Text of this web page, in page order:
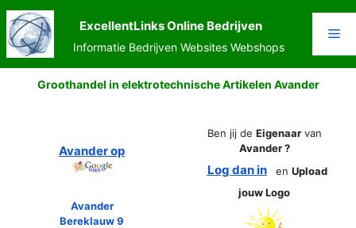
Ga
naar
de
inhoud
ExcellentLinks Online Bedrijven
Informatie Bedrijven Websites Webshops
Groothandel in elektrotechnische Artikelen Avander
Avander op
Avander
Bereklauw 9
Ben jij de Eigenaarvan
Avander ?
Log dan in en Upload
jouw Logo